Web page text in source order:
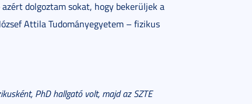
dolgoztam sokat, hogy bekerüljek a
Attila Tudományegyetem – fizikus
PhD hallgató volt, majd az SZTE